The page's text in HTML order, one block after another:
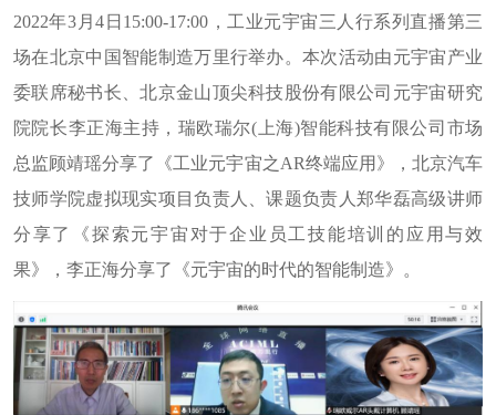
2022年3 月4 日 1 5:00-17:00 ，工业元宇宙三人行系列直播第三
场在北京中国智能制造万里行举办。本次活动由元宇宙产业
委联席秘书长、北京金山顶尖科技股份有限公司元宇宙研究
院院长李正海主持，瑞欧瑞尔(上海)智能科技有限公司市场
总监顾靖瑶分享了《工业元宇宙之AR终端应用》，北京汽车
技师学院虚拟现实项目负责人、课题负责人郑华磊高级讲师
分享了《探索元宇宙对于企业员工技能培训的应用与效
果》，李正海分享了《元宇宙的时代的智能制造》。